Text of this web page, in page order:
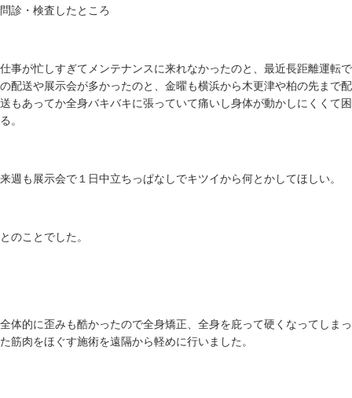
問診・検査したところ
仕事が忙しすぎてメンテナンスに来れなかったのと、最近長距離運転で
の配送や展示会が多かったのと、金曜も横浜から木更津や柏の先まで配
送もあってか全身バキバキに張っていて痛いし身体が動かしにくくて困
る。
来週も展示会で１日中立ちっぱなしでキツイから何とかしてほしい。
とのことでした。
全体的に歪みも酷かったので全身矯正、全身を庇って硬くなってしまっ
た筋肉をほぐす施術を遠隔から軽めに行いました。